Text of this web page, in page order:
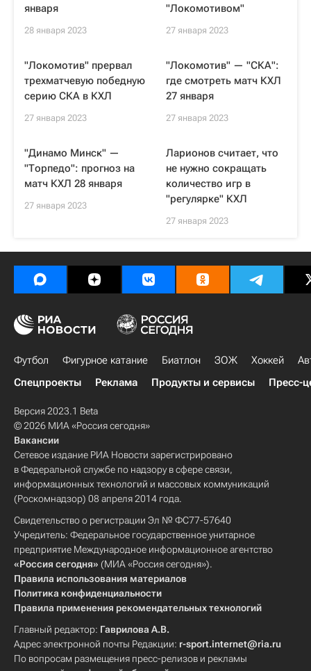
января
28 января 2023
"Локомотивом"
27 января 2023
"Локомотив" прервал
трехматчевую победную
серию СКА в КХЛ
27 января 2023
"Локомотив" — "СКА":
где смотреть матч КХЛ
27 января
27 января 2023
"Динамо Минск" —
"Торпедо": прогноз на
матч КХЛ 28 января
27 января 2023
Ларионов считает, что
не нужно сокращать
количество игр в
"регулярке" КХЛ
27 января 2023
Футбол Фигурное катание Биатлон ЗОЖ Хоккей
Спецпроекты
Реклама Продукты и сервисы Пресс-
Версия 2023.1 Beta
© 2026 МИА «Россия сегодня»
Вакансии
Сетевое издание РИА Новости зарегистрировано
в Федеральной службе по надзору в сфере связи,
информационных технологий и массовых коммуникаций
(Роскомнадзор) 08 апреля 2014 года.
Свидетельство о регистрации Эл № ФС77-57640
Учредитель: Федеральное государственное унитарное
предприятие Международное информационное агентство
«Россия сегодня» (МИА «Россия сегодня»).
Правила использования материалов
Политика конфиденциальности
Правила применения рекомендательных технологий
Главный редактор: Гаврилова А.В.
Адрес электронной почты Редакции: r-sport.internet@ria.ru
По вопросам размещения пресс-релизов и рекламы